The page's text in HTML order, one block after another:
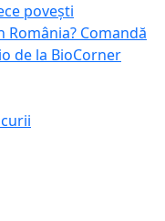
povești
Comandă
de la BioCorner